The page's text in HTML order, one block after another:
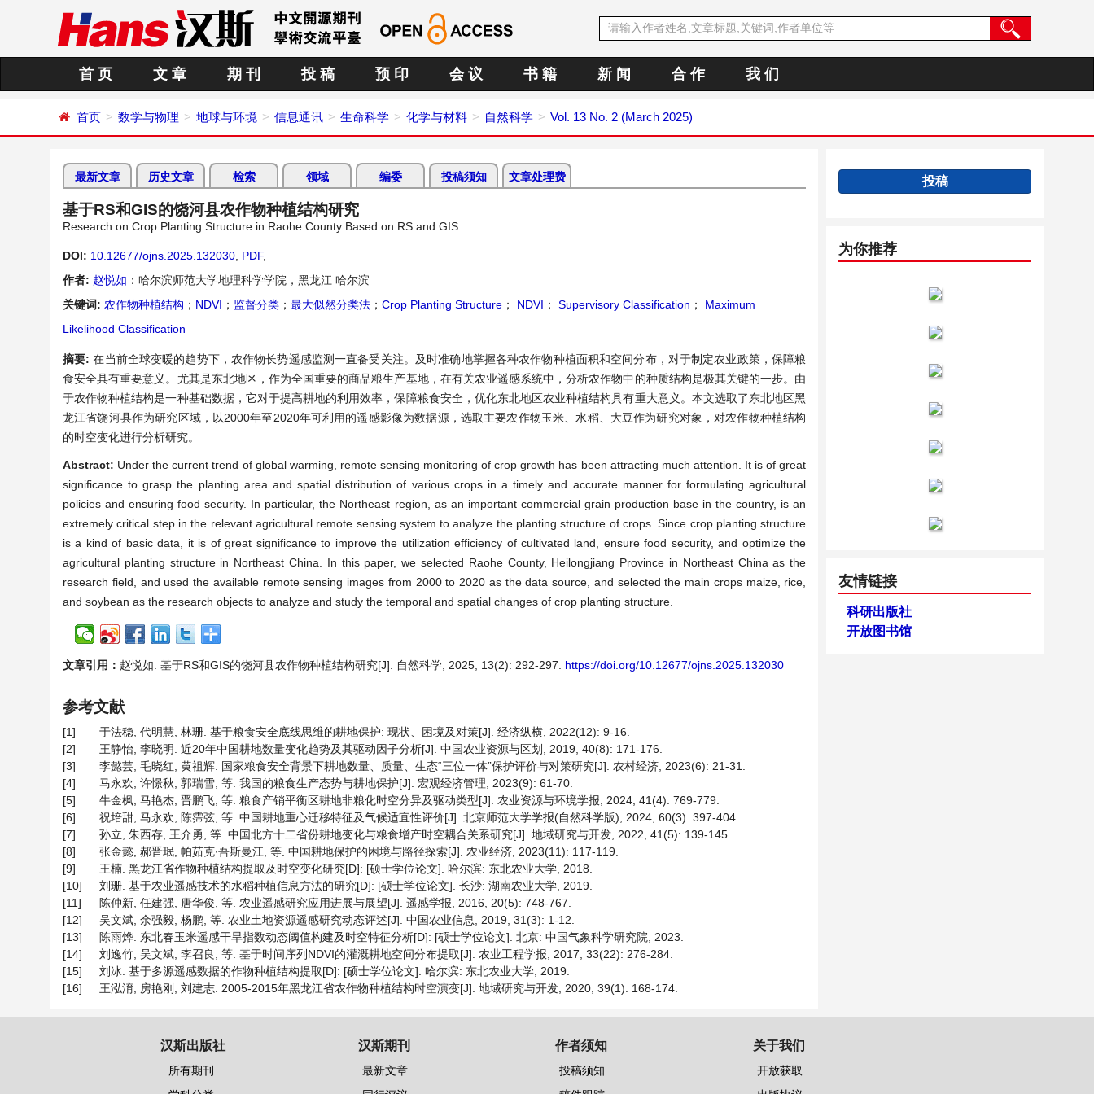
首 页 文 章 期 刊 投 稿 预 印 会 议 书 籍 新 闻 合 作 我 们
首页 数学与物理 地球与环境 信息通讯 生命科学 化学与材料 自然科学 Vol. 13 No. 2 (March 2025)
最新文章 历史文章 检索 领域 编委 投稿须知 文章处理费
基于RS和GIS的饶河县农作物种植结构研究
Research on Crop Planting Structure in Raohe County Based on RS and GIS
DOI: 10.12677/ojns.2025.132030 PDF,
作者: 赵悦如 ：哈尔滨师范大学地理科学学院，黑龙江 哈尔滨
关键词: 农作物种植结构 ； NDVI ； 监督分类 ； 最大似然分类法 ； Crop Planting Structure ； NDVI ； Supervisory Classification ；
Maximum
Likelihood Classification
摘要:在当前全球变暖的趋势下，农作物长势遥感监测一直备受关注。及时准确地掌握各种农作物种植面积和空间分布，对于制定农业政策，保障粮
食安全具有重要意义。尤其是东北地区，作为全国重要的商品粮生产基地，在有关农业遥感系统中，分析农作物中的种质结构是极其关键的一步。由
于农作物种植结构是一种基础数据，它对于提高耕地的利用效率，保障粮食安全，优化东北地区农业种植结构具有重大意义。本文选取了东北地区黑
龙江省饶河县作为研究区域，以2000年至2020年可利用的遥感影像为数据源，选取主要农作物玉米、水稻、大豆作为研究对象，对农作物种植结构
的时空变化进行分析研究。
Abstract: Under the current trend of global warming, remote sensing monitoring of crop growth has been attracting much attention. It is of great
significance to grasp the planting area and spatial distribution of various crops in a timely and accurate manner for formulating agricultural
policies and ensuring food security. In particular, the Northeast region, as an important commercial grain production base in the country, is an
extremely critical step in the relevant agricultural remote sensing system to analyze the planting structure of crops. Since crop planting structure
is a kind of basic data, it is of great significance to improve the utilization efficiency of cultivated land, ensure food security, and optimize the
agricultural planting structure in Northeast China. In this paper, we selected Raohe County, Heilongjiang Province in Northeast China as the
research field, and used the available remote sensing images from 2000 to 2020 as the data source, and selected the main crops maize, rice,
and soybean as the research objects to analyze and study the temporal and spatial changes of crop planting structure.
文章引用： 赵悦如. 基于RS和GIS的饶河县农作物种植结构研究[J]. 自然科学, 2025, 13(2): 292-297. https://doi.org/10.12677/ojns.2025.132030
参考文献
[1]
于法稳, 代明慧, 林珊. 基于粮食安全底线思维的耕地保护: 现状、困境及对策[J]. 经济纵横, 2022(12): 9-16.
[2]
王静怡, 李晓明. 近20年中国耕地数量变化趋势及其驱动因子分析[J]. 中国农业资源与区划, 2019, 40(8): 171-176.
[3]
李懿芸, 毛晓红, 黄祖辉. 国家粮食安全背景下耕地数量、质量、生态“三位一体”保护评价与对策研究[J]. 农村经济, 2023(6): 21-31.
[4]
马永欢, 许憬秋, 郭瑞雪, 等. 我国的粮食生产态势与耕地保护[J]. 宏观经济管理, 2023(9): 61-70.
[5]
牛金枫, 马艳杰, 晋鹏飞, 等. 粮食产销平衡区耕地非粮化时空分异及驱动类型[J]. 农业资源与环境学报, 2024, 41(4): 769-779.
[6]
祝培甜, 马永欢, 陈霈弦, 等. 中国耕地重心迁移特征及气候适宜性评价[J]. 北京师范大学学报(自然科学版), 2024, 60(3): 397-404.
[7]
孙立, 朱西存, 王介勇, 等. 中国北方十二省份耕地变化与粮食增产时空耦合关系研究[J]. 地域研究与开发, 2022, 41(5): 139-145.
[8]
张金懿, 郝晋珉, 帕茹克∙吾斯曼江, 等. 中国耕地保护的困境与路径探索[J]. 农业经济, 2023(11): 117-119.
[9]
王楠. 黑龙江省作物种植结构提取及时空变化研究[D]: [硕士学位论文]. 哈尔滨: 东北农业大学, 2018.
[10]
刘珊. 基于农业遥感技术的水稻种植信息方法的研究[D]: [硕士学位论文]. 长沙: 湖南农业大学, 2019.
[11]
陈仲新, 任建强, 唐华俊, 等. 农业遥感研究应用进展与展望[J]. 遥感学报, 2016, 20(5): 748-767.
[12]
吴文斌, 余强毅, 杨鹏, 等. 农业土地资源遥感研究动态评述[J]. 中国农业信息, 2019, 31(3): 1-12.
[13]
陈雨烨. 东北春玉米遥感干旱指数动态阈值构建及时空特征分析[D]: [硕士学位论文]. 北京: 中国气象科学研究院, 2023.
[14]
刘逸竹, 吴文斌, 李召良, 等. 基于时间序列NDVI的灌溉耕地空间分布提取[J]. 农业工程学报, 2017, 33(22): 276-284.
[15]
刘冰. 基于多源遥感数据的作物种植结构提取[D]: [硕士学位论文]. 哈尔滨: 东北农业大学, 2019.
[16]
王泓淯, 房艳刚, 刘建志. 2005-2015年黑龙江省农作物种植结构时空演变[J]. 地域研究与开发, 2020, 39(1): 168-174.
投稿
为你推荐
友情链接
科研出版社
开放图书馆
汉斯出版社
所有期刊
汉斯期刊
最新文章
作者须知
投稿须知
关于我们
开放获取